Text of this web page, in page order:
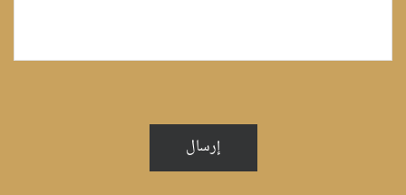
إرسال